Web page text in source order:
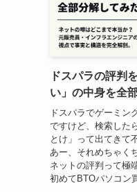
ドスパラの評判
い」の中身を全
ドスパラでゲーミン
ですけど、検索した
とけ」って出てきて
あー、それめちゃく
ネットの評判って極
初めてBTOパソコン